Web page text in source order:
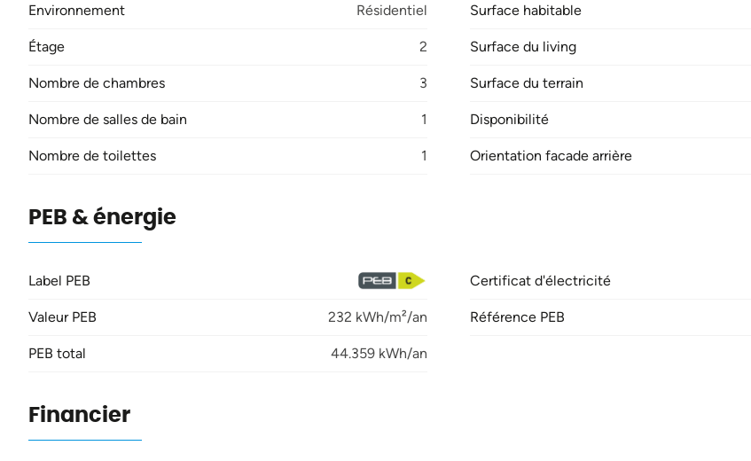
Environnement Résidentiel Surface habitable
Étage 2 Surface du living
Nombre de chambres 3 Surface du terrain
Nombre de salles de bain 1 Disponibilité
Nombre de toilettes 1 Orientation facade arrière
PEB & énergie
Label PEB Certificat d'électricité
Valeur PEB 232 kWh/m²/an Référence PEB
PEB total 44.359 kWh/an
Financier